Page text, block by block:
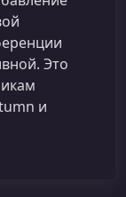
Это
и